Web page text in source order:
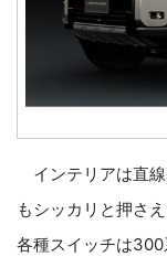
インテリアは直
もシッカリと押さ
各種スイッチは